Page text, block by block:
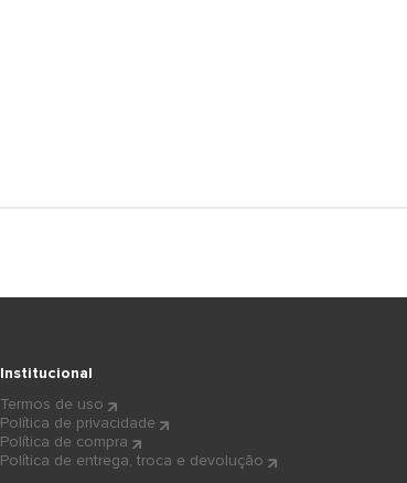
Institucional
Termos de uso
Política de privacidade
Política de compra
Política de entrega, troca e devolução